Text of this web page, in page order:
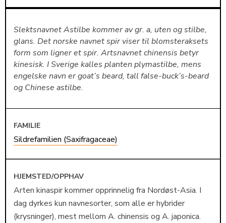
Slektsnavnet Astilbe kommer av gr. a, uten og stilbe,
glans. Det norske navnet spir viser til blomsteraksets
form som ligner et spir. Artsnavnet chinensis betyr
kinesisk. I Sverige kalles planten plymastilbe, mens
engelske navn er goat’s beard, tall false-buck’s-beard
og Chinese astilbe.
FAMILIE
Sildrefamilien (Saxifragaceae)
HJEMSTED/OPPHAV
Arten kinaspir kommer opprinnelig fra Nordøst-Asia. I
dag dyrkes kun navnesorter, som alle er hybrider
(krysninger), mest mellom A. chinensis og A. japonica.